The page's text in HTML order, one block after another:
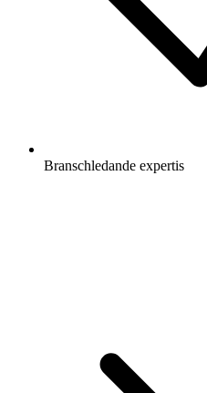
Branschledande expertis